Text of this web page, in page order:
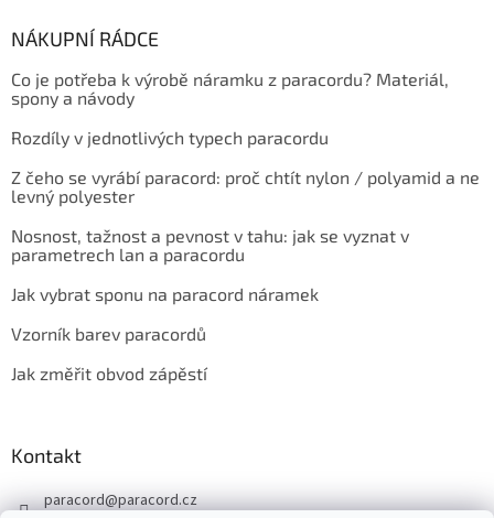
NÁKUPNÍ RÁDCE
Co je potřeba k výrobě náramku z paracordu? Materiál,
spony a návody
Rozdíly v jednotlivých typech paracordu
Z čeho se vyrábí paracord: proč chtít nylon / polyamid a ne
levný polyester
Nosnost, tažnost a pevnost v tahu: jak se vyznat v
parametrech lan a paracordu
Jak vybrat sponu na paracord náramek
Vzorník barev paracordů
Jak změřit obvod zápěstí
Kontakt
paracord@paracord.cz